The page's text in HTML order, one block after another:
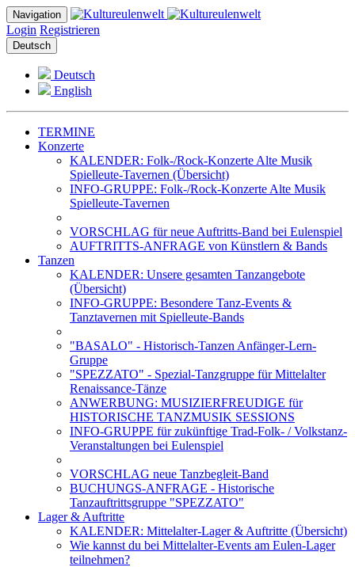
Navigation
Login Registrieren
Deutsch
Deutsch
English
TERMINE
Konzerte
KALENDER: Folk-/Rock-Konzerte Alte Musik
Spielleute-Tavernen (Übersicht)
INFO-GRUPPE: Folk-/Rock-Konzerte Alte Musik
Spielleute-Tavernen
VORSCHLAG für neue Auftritts-Band bei Eulenspiel
AUFTRITTS-ANFRAGE von Künstlern & Bands
Tanzen
KALENDER: Unsere gesamten Tanzangebote
(Übersicht)
INFO-GRUPPE: Besondere Tanz-Events &
Tanztavernen mit Spielleute-Bands
"BASALO" - Historisch-Tanzen Anfänger-Lern-
Gruppe
"SPEZZATO" - Spezial-Tanzgruppe für Mittelalter
Renaissance-Tänze
ANWERBUNG: MUSIZIERFREUDIGE für
HISTORISCHE TANZMUSIK SESSIONS
INFO-GRUPPE für zukünftige Trad-Folk- / Volkstanz-
Veranstaltungen bei Eulenspiel
VORSCHLAG neue Tanzbegleit-Band
BUCHUNGS-ANFRAGE - Historische
Tanzauftrittsgruppe "SPEZZATO"
Lager & Auftritte
KALENDER: Mittelalter-Lager & Auftritte (Übersicht)
Wie kannst du bei Mittelalter-Events am Eulen-Lager
teilnehmen?